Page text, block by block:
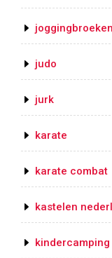
joggingbroeken
judo
jurk
karate
karate combat
kastelen